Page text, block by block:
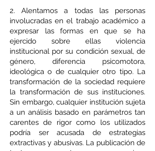
2. Alentamos a todas las personas
involucradas en el trabajo académico a
expresar las formas en que se ha
ejercido sobre ellas violencia
institucional por su condición sexual, de
género, diferencia psicomotora,
ideológica o de cualquier otro tipo. La
transformación de la sociedad requiere
la transformación de sus instituciones.
Sin embargo, cualquier institución sujeta
a un análisis basado en parámetros tan
carentes de rigor como los utilizados
podría ser acusada de estrategias
extractivas y abusivas. La publicación de